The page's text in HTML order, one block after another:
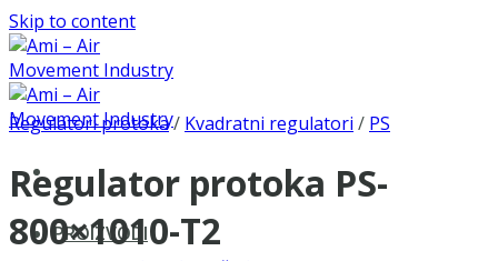
Skip to content
PROIZVODI
Regulatori protoka/ Kvadratni regulatori / PS
Regulator protoka PS-
800×1010-T2